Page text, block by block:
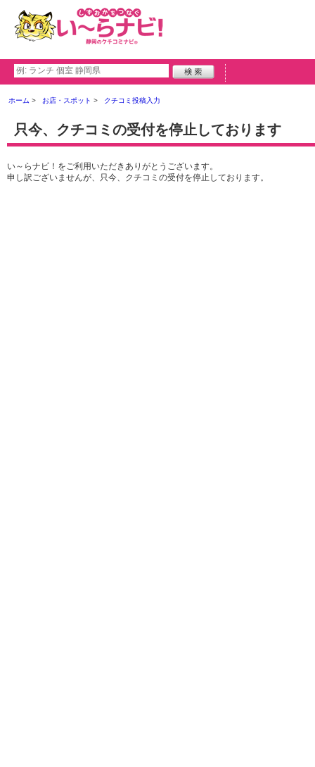
ホーム お店・スポット クチコミ投稿入力
只今、クチコミの受付を停止しております
い～らナビ！をご利用いただきありがとうございます。
申し訳ございませんが、只今、クチコミの受付を停止しております。